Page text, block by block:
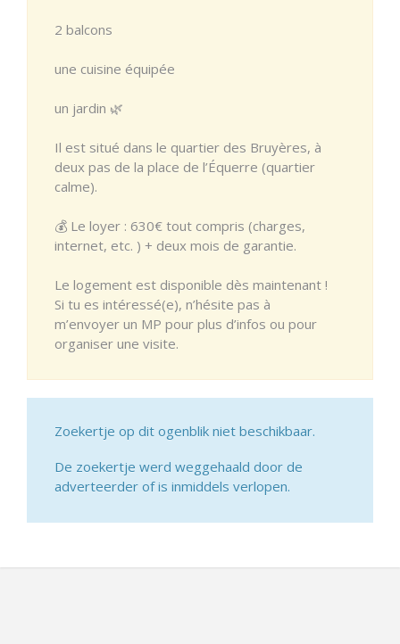
2 balcons
une cuisine équipée
un jardin 🌿
Il est situé dans le quartier des Bruyères, à
deux pas de la place de l’Équerre (quartier
calme).
💰 Le loyer : 630€ tout compris (charges,
internet, etc. ) + deux mois de garantie.
Le logement est disponible dès maintenant !
Si tu es intéressé(e), n’hésite pas à
m’envoyer un MP pour plus d’infos ou pour
organiser une visite.
Zoekertje op dit ogenblik niet beschikbaar.
De zoekertje werd weggehaald door de
adverteerder of is inmiddels verlopen.